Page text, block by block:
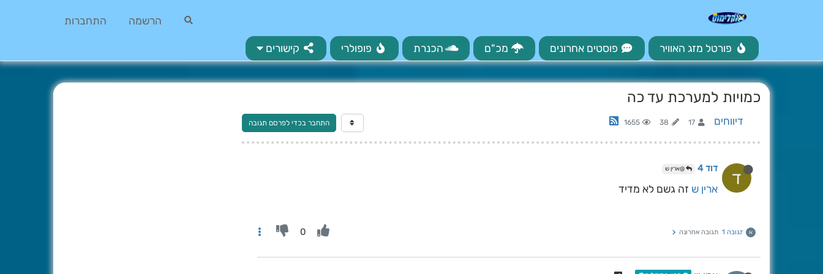
הרשמה התחברות
פורטל מזג האוויר פוסטים אחרונים מכ"ם הכנרת פופולרי קישורים
כמויות למערכת עד כה
דיווחים 17
38
1655 התחבר בכדי לפרסם תגובה
ד דוד 4 @ארין ש
ארין ש זה גשם לא מדיד
א תגובה 1 תגובה אחרונה 0